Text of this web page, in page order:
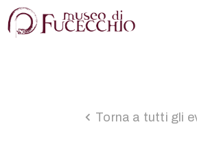
Torna a tutti gli